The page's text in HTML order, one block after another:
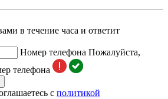
в течение часа и ответит
Номер телефона Пожалуйста,
телефона
с политикой